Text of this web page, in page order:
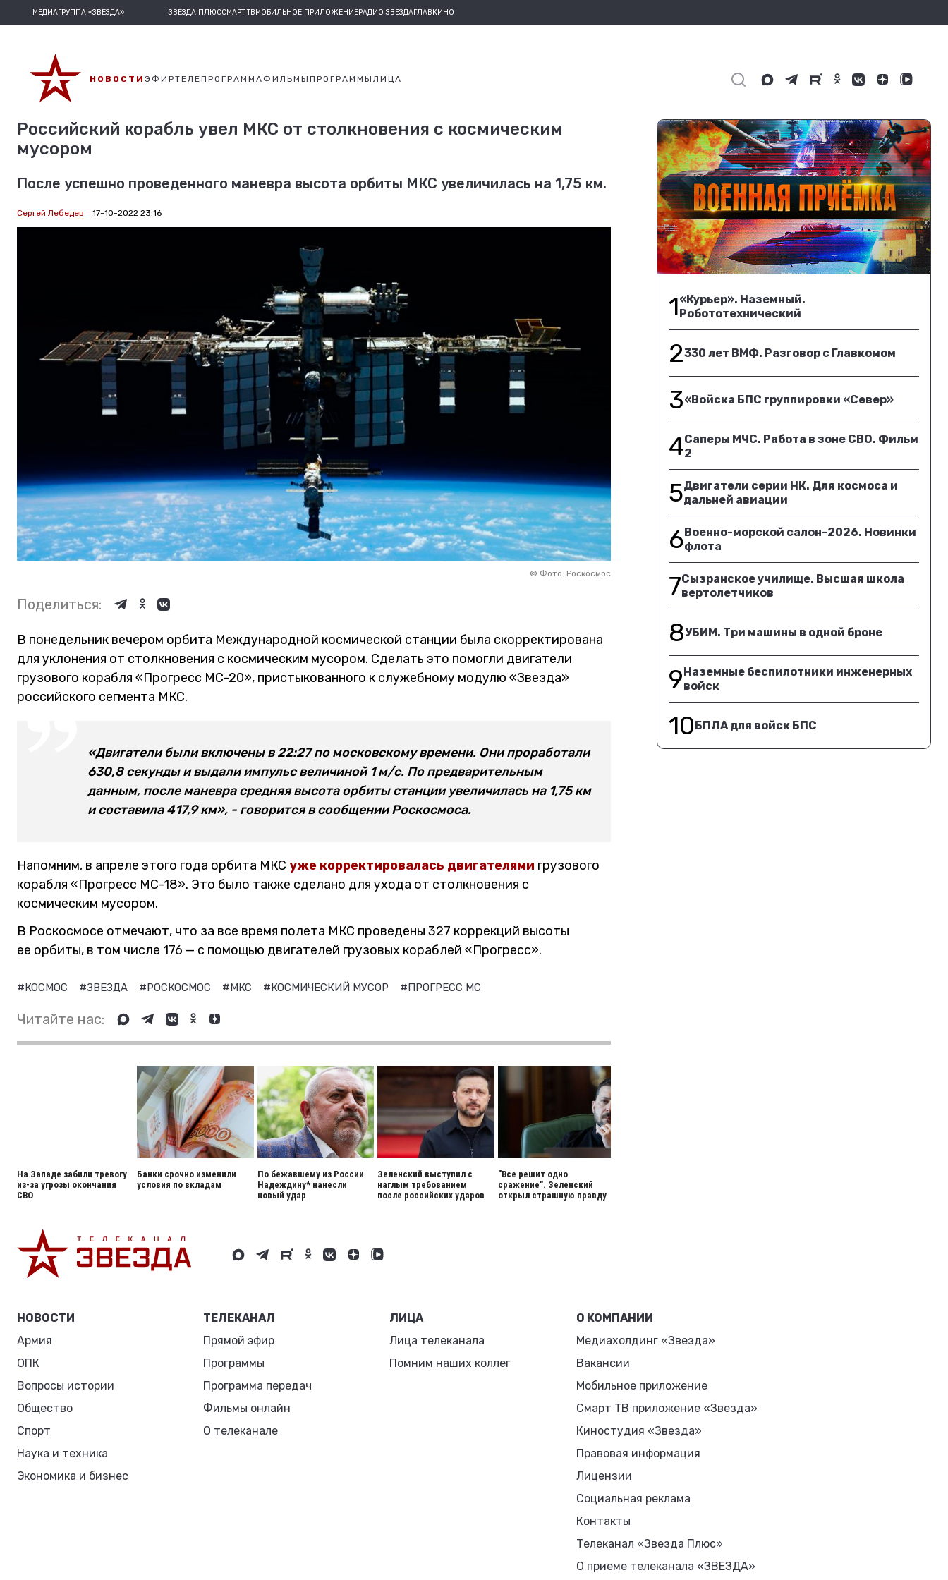
МЕДИАГРУППА «ЗВЕЗДА» ЗВЕЗДА ПЛЮССМАРТ ТВМОБИЛЬНОЕ ПРИЛОЖЕНИЕРАДИО ЗВЕЗДАГЛАВКИНО
НОВОСТИ ЭФИРТЕЛЕПРОГРАММАФИЛЬМЫ ПРОГРАММЫ ЛИЦА
Российский корабль увел МКС от столкновения с космическим
мусором
После успешно проведенного маневра высота орбиты МКС увеличилась на 1,75 км.
Сергей Лебедев 17-10-2022 23:16
© Фото: Роскосмос
Поделиться:
В понедельник вечером орбита Международной космической станции была скорректирована
для уклонения от столкновения с космическим мусором. Сделать это помогли двигатели
грузового корабля «Прогресс МС-20», пристыкованного к служебному модулю «Звезда»
российского сегмента МКС.
«Двигатели были включены в 22:27 по московскому времени. Они проработали
630,8 секунды и выдали импульс величиной 1 м/с. По предварительным
данным, после маневра средняя высота орбиты станции увеличилась на 1,75 км
и составила 417,9 км», - говорится в сообщении Роскосмоса.
Напомним, в апреле этого года орбита МКС уже корректировалась двигателями грузового
корабля «Прогресс МС-18». Это было также сделано для ухода от столкновения с
космическим мусором.
В Роскосмосе отмечают, что за все время полета МКС проведены 327 коррекций высоты
ее орбиты, в том числе 176 — с помощью двигателей грузовых кораблей «Прогресс».
#КОСМОС #ЗВЕЗДА #РОСКОСМОС #МКС #КОСМИЧЕСКИЙ МУСОР #ПРОГРЕСС МС
Читайте нас:
На Западе забили тревогу
из-за угрозы окончания
СВО
Банки срочно изменили
условия по вкладам
По бежавшему из России
Надеждину* нанесли
новый удар
Зеленский выступил с
наглым требованием
после российских ударов
"Все решит одно
сражение". Зеленский
открыл страшную правду
1«Курьер». Наземный.
Робототехнический
2330 лет ВМФ. Разговор с Главкомом
3«Войска БПС группировки «Север»
4Саперы МЧС. Работа в зоне СВО. Фильм
2
5Двигатели серии НК. Для космоса и
дальней авиации
6Военно-морской салон-2026. Новинки
флота
7Сызранское училище. Высшая школа
вертолетчиков
8УБИМ. Три машины в одной броне
9Наземные беспилотники инженерных
войск
10БПЛА для войск БПС
НОВОСТИ
Армия
ОПК
Вопросы истории
Общество
Спорт
Наука и техника
Экономика и бизнес
ТЕЛЕКАНАЛ
Прямой эфир
Программы
Программа передач
Фильмы онлайн
О телеканале
ЛИЦА
Лица телеканала
Помним наших коллег
О КОМПАНИИ
Медиахолдинг «Звезда»
Вакансии
Мобильное приложение
Смарт ТВ приложение «Звезда»
Киностудия «Звезда»
Правовая информация
Лицензии
Социальная реклама
Контакты
Телеканал «Звезда Плюс»
О приеме телеканала «ЗВЕЗДА»